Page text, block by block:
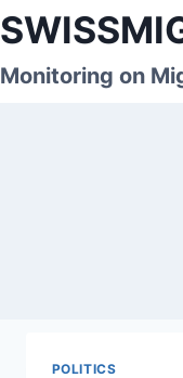
Skip
to
content
Monitoring on
POLITICS